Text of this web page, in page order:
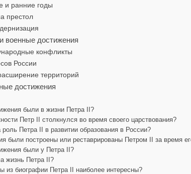
и ранние годы
престол
военные достижения
конфликты
России
территорий
достижения
были в жизни Петра II?
Петр II столкнулся во время своего царствования?
Петра II в развитии образования в России?
были построены или реставрированы Петром II за время
были у Петра II?
жизнь Петра II?
из биографии Петра II наиболее интересны?